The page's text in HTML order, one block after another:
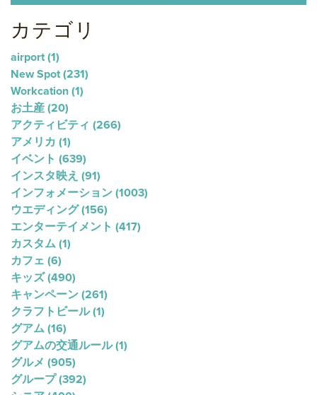
カテゴリ
airport(1)
New Spot(231)
Workcation(1)
お土産(20)
アクティビティ (266)
アメリカ (1)
イベント (639)
インスタ映え (91)
インフォメーション(1003)
ウエディング(156)
エンターテイメント (417)
カスタム(1)
カフェ (6)
キッズ(490)
キャンペーン(261)
クラフトビール(1)
グアム(16)
グアムの交通ルール(1)
グルメ (905)
グループ(392)